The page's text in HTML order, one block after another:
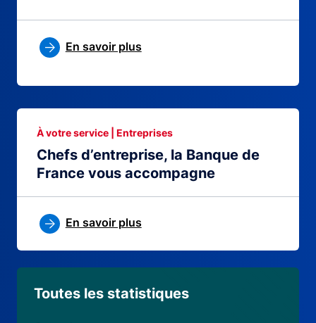
En savoir plus
Chefs d’entreprise, la Banque de
France vous accompagne
À votre service | Entreprises
En savoir plus
Toutes les statistiques